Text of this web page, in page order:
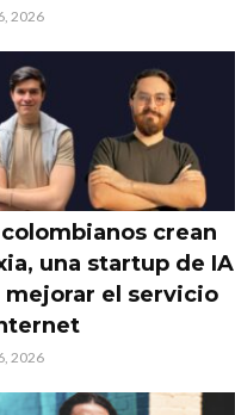
2026
crean
una startup de IA
mejorar el servicio
2026